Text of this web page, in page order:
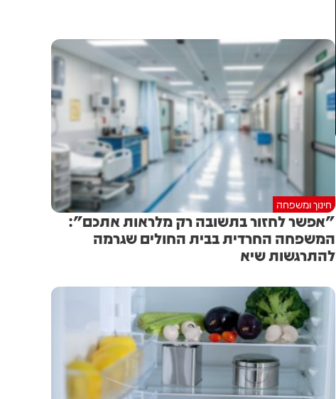
חינוך ומשפחה
"אפשר לחזור בתשובה רק מלראות אתכם":
המשפחה החרדית בבית החולים שגרמה
להתרגשות שיא